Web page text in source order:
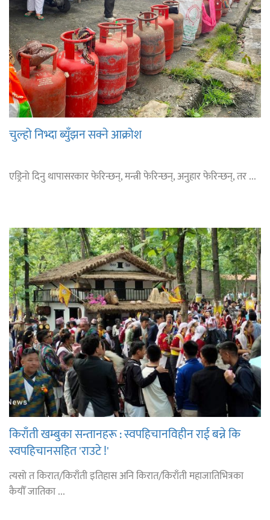
चुल्हो निभ्दा ब्युँझन सक्ने आक्रोश
एड्रिनो दिनु थापासरकार फेरिन्छन्, मन्त्री फेरिन्छन्, अनुहार फेरिन्छन्, तर ...
किराँती खम्बुका सन्तानहरू : स्वपहिचानविहीन राई बन्ने कि
स्वपहिचानसहित 'राउटे !'
त्यसो त किरात/किराँती इतिहास अनि किरात/किराँती महाजातिभित्रका
कैयौँ जातिका ...